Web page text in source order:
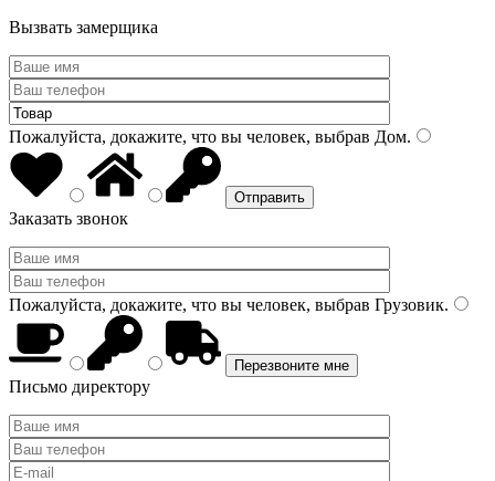
Вызвать замерщика
Пожалуйста, докажите, что вы человек, выбрав Дом.
Заказать звонок
Пожалуйста, докажите, что вы человек, выбрав Грузовик.
Письмо директору